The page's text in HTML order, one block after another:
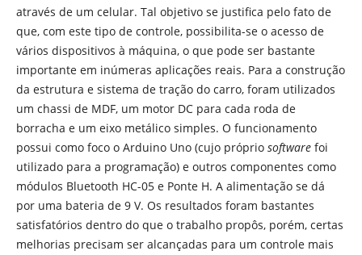
através de um celular. Tal objetivo se justifica pelo fato de
que, com este tipo de controle, possibilita-se o acesso de
vários dispositivos à máquina, o que pode ser bastante
importante em inúmeras aplicações reais. Para a construção
da estrutura e sistema de tração do carro, foram utilizados
um chassi de MDF, um motor DC para cada roda de
borracha e um eixo metálico simples. O funcionamento
possui como foco o Arduino Uno (cujo próprio softwarefoi
utilizado para a programação) e outros componentes como
módulos Bluetooth HC-05 e Ponte H. A alimentação se dá
por uma bateria de 9 V. Os resultados foram bastantes
satisfatórios dentro do que o trabalho propôs, porém, certas
melhorias precisam ser alcançadas para um controle mais